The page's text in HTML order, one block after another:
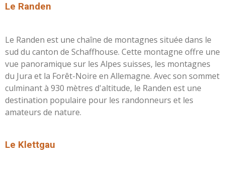
Le Randen
Le Randen est une chaîne de montagnes située dans le
sud du canton de Schaffhouse. Cette montagne offre une
vue panoramique sur les Alpes suisses, les montagnes
du Jura et la Forêt-Noire en Allemagne. Avec son sommet
culminant à 930 mètres d'altitude, le Randen est une
destination populaire pour les randonneurs et les
amateurs de nature.
Le Klettgau